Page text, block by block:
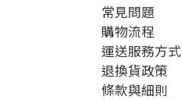
常見問題
購物流程
運送服務方式
退換貨政策
條款與細則